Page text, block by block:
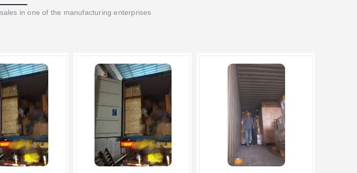
in one of the manufacturing enterprises